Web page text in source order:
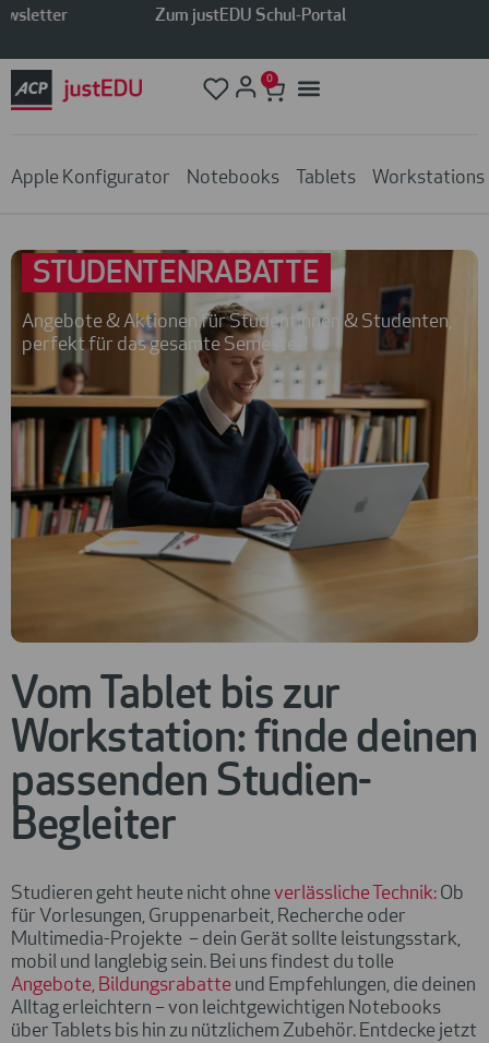
Zum justEDU Schul-Portal
0
Apple Konfigurator Notebooks Tablets Workstations
STUDENTENRABATTE
Angebote & Aktionen für Studentinnen & Studenten,
perfekt für das gesamte Semester!
Vom Tablet bis zur
Workstation: finde deinen
passenden Studien-
Begleiter
Studieren geht heute nicht ohne verlässliche Technik: Ob
für Vorlesungen, Gruppenarbeit, Recherche oder
Multimedia-Projekte – dein Gerät sollte leistungsstark,
mobil und langlebig sein. Bei uns findest du tolle
Angebote, Bildungsrabatte und Empfehlungen, die deinen
Alltag erleichtern – von leichtgewichtigen Notebooks
über Tablets bis hin zu nützlichem Zubehör. Entdecke jetzt